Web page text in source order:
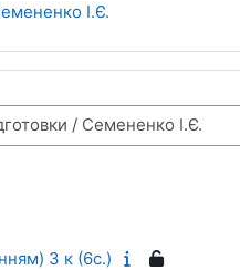
І.Є.
3 к (6с.)